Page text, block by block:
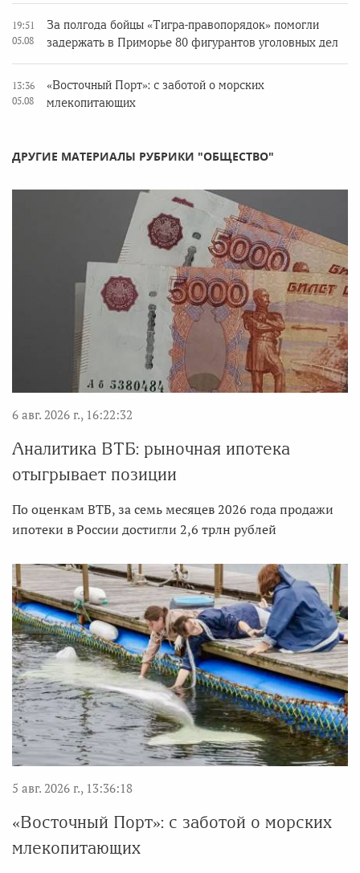
19:51
05.08
За полгода бойцы «Тигра-правопорядок» помогли
задержать в Приморье 80 фигурантов уголовных дел
13:36
05.08
«Восточный Порт»: с заботой о морских
млекопитающих
ДРУГИЕ МАТЕРИАЛЫ РУБРИКИ "ОБЩЕСТВО"
6 авг. 2026 г., 16:22:32
Аналитика ВТБ: рыночная ипотека
отыгрывает позиции
По оценкам ВТБ, за семь месяцев 2026 года продажи
ипотеки в России достигли 2,6 трлн рублей
5 авг. 2026 г., 13:36:18
«Восточный Порт»: с заботой о морских
млекопитающих